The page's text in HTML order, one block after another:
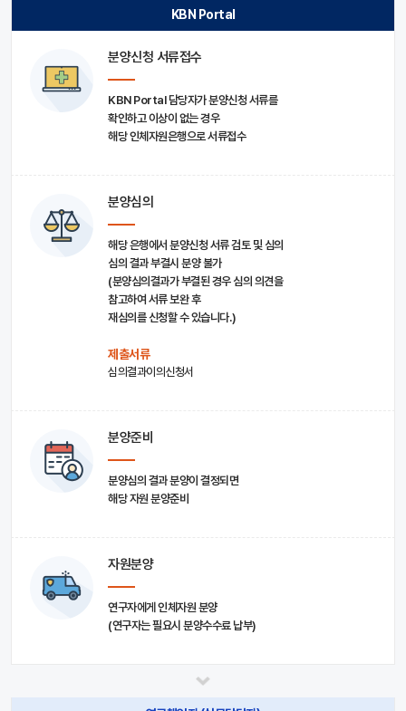
KBN Portal
분양신청 서류접수
KBN Portal 담당자가 분양신청 서류를
확인하고 이상이 없는 경우
해당 인체자원은행으로 서류접수
분양심의
해당 은행에서 분양신청 서류 검토 및 심의
심의 결과 부결시 분양 불가
(분양심의결과가 부결된 경우 심의 의견을
참고하여 서류 보완 후
재심의를 신청할 수 있습니다.)
제출서류
심의결과이의신청서
분양준비
분양심의 결과 분양이 결정되면
해당 자원 분양준비
자원분양
연구자에게 인체자원 분양
(연구자는 필요시 분양수수료 납부)